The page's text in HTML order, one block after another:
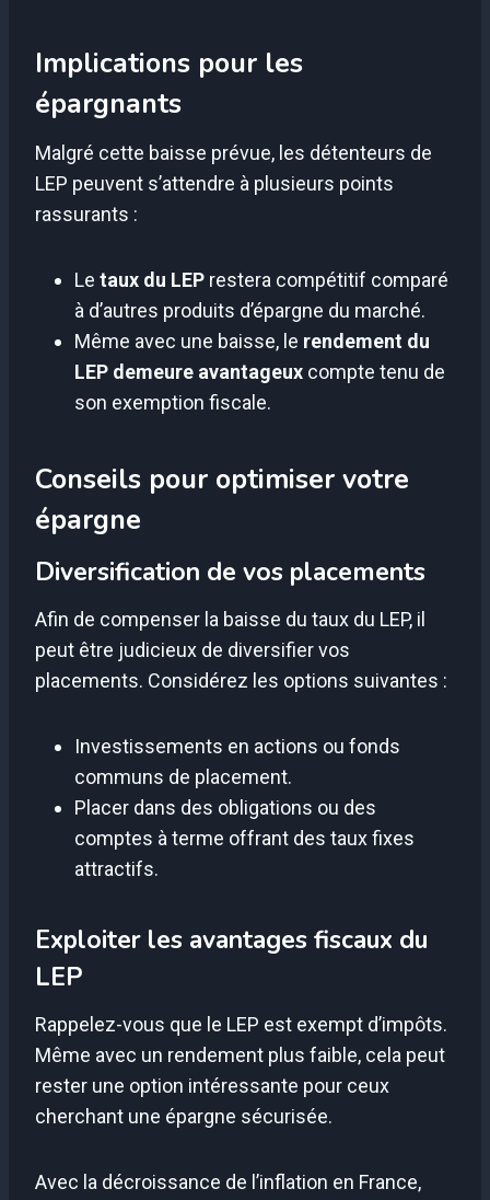
Implications pour les
épargnants
Malgré cette baisse prévue, les détenteurs de
LEP peuvent s’attendre à plusieurs points
rassurants :
Le taux du LEP restera compétitif comparé
à d’autres produits d’épargne du marché.
Même avec une baisse, le rendement du
LEP demeure avantageux compte tenu de
son exemption fiscale.
Conseils pour optimiser votre
épargne
Diversification de vos placements
Afin de compenser la baisse du taux du LEP, il
peut être judicieux de diversifier vos
placements. Considérez les options suivantes :
Investissements en actions ou fonds
communs de placement.
Placer dans des obligations ou des
comptes à terme offrant des taux fixes
attractifs.
Exploiter les avantages fiscaux du
LEP
Rappelez-vous que le LEP est exempt d’impôts.
Même avec un rendement plus faible, cela peut
rester une option intéressante pour ceux
cherchant une épargne sécurisée.
Avec la décroissance de l’inflation en France,